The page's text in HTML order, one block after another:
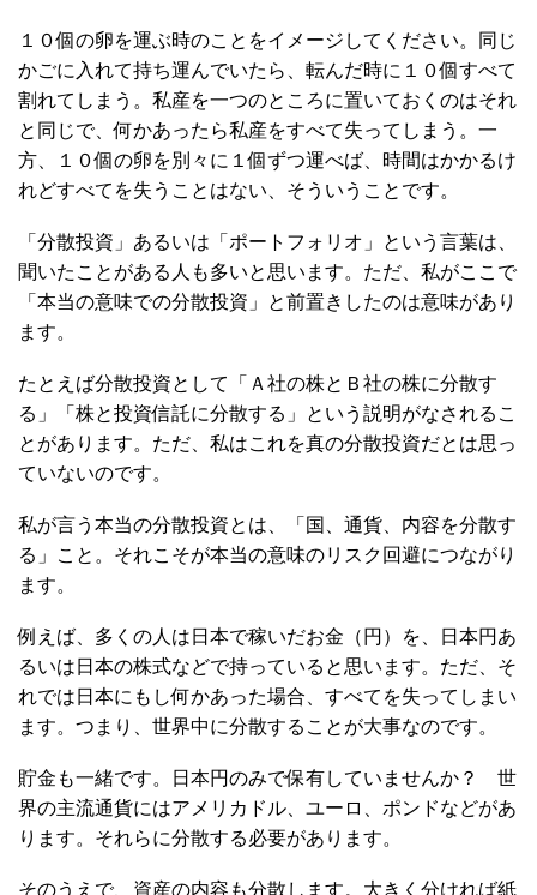
１０個の卵を運ぶ時のことをイメージしてください。同じ
かごに入れて持ち運んでいたら、転んだ時に１０個すべて
割れてしまう。私産を一つのところに置いておくのはそれ
と同じで、何かあったら私産をすべて失ってしまう。一
方、１０個の卵を別々に１個ずつ運べば、時間はかかるけ
れどすべてを失うことはない、そういうことです。
「分散投資」あるいは「ポートフォリオ」という言葉は、
聞いたことがある人も多いと思います。ただ、私がここで
「本当の意味での分散投資」と前置きしたのは意味があり
ます。
たとえば分散投資として「Ａ社の株とＢ社の株に分散す
る」「株と投資信託に分散する」という説明がなされるこ
とがあります。ただ、私はこれを真の分散投資だとは思っ
ていないのです。
私が言う本当の分散投資とは、「国、通貨、内容を分散す
る」こと。それこそが本当の意味のリスク回避につながり
ます。
例えば、多くの人は日本で稼いだお金（円）を、日本円あ
るいは日本の株式などで持っていると思います。ただ、そ
れでは日本にもし何かあった場合、すべてを失ってしまい
ます。つまり、世界中に分散することが大事なのです。
貯金も一緒です。日本円のみで保有していませんか？ 世
界の主流通貨にはアメリカドル、ユーロ、ポンドなどがあ
ります。それらに分散する必要があります。
そのうえで、資産の内容も分散します。大きく分ければ紙